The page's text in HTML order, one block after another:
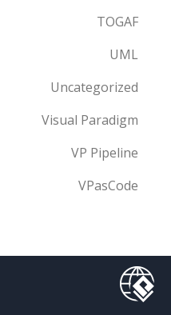
TOGAF
UML
Uncategorized
Visual Paradigm
VP Pipeline
VPasCode